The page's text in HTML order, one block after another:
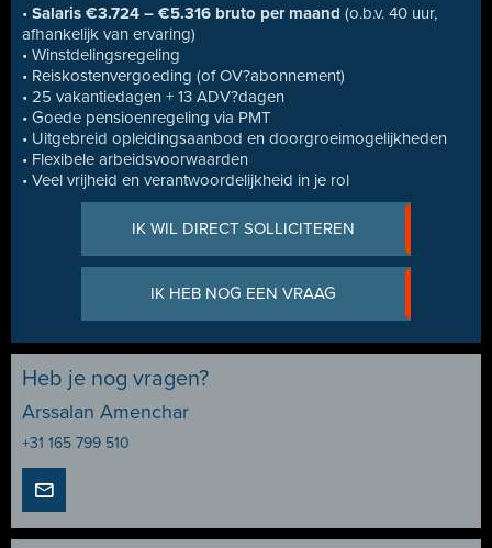
• Salaris €3.724 – €5.316 bruto per maand (o.b.v. 40 uur,
afhankelijk van ervaring)
• Winstdelingsregeling
• Reiskostenvergoeding (of OV?abonnement)
• 25 vakantiedagen + 13 ADV?dagen
• Goede pensioenregeling via PMT
• Uitgebreid opleidingsaanbod en doorgroeimogelijkheden
• Flexibele arbeidsvoorwaarden
• Veel vrijheid en verantwoordelijkheid in je rol
IK WIL DIRECT SOLLICITEREN
IK HEB NOG EEN VRAAG
Heb je nog vragen?
Arssalan Amenchar
+31 165 799 510